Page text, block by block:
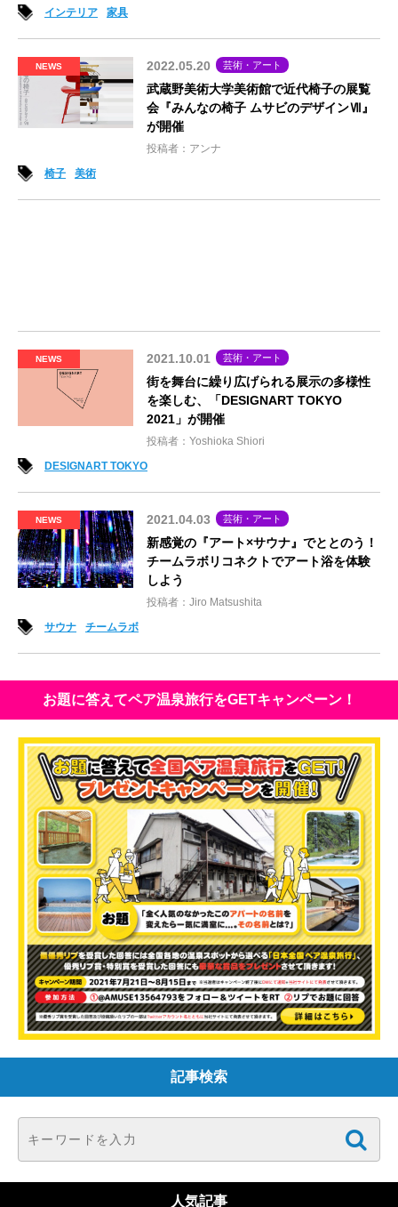
インテリア
家具
NEWS 2022.05.20 芸術・アート
武蔵野美術大学美術館で近代椅子の展覧
会『みんなの椅子 ムサビのデザインⅦ』
が開催
投稿者：アンナ
椅子
美術
NEWS 2021.10.01 芸術・アート
街を舞台に繰り広げられる展示の多様性
を楽しむ、「DESIGNART TOKYO
2021」が開催
投稿者：Yoshioka Shiori
DESIGNART TOKYO
NEWS 2021.04.03 芸術・アート
新感覚の『アート×サウナ』でととのう！
チームラボリコネクトでアート浴を体験
しよう
投稿者：Jiro Matsushita
サウナ
チームラボ
お題に答えてペア温泉旅行をGETキャンペーン！
記事検索
人気記事